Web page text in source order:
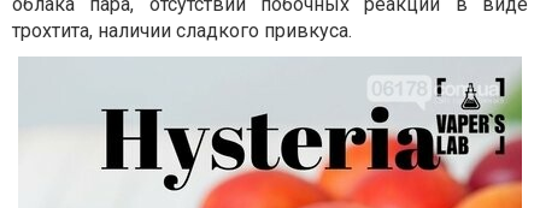
облака пара, отсутствии побочных реакций в виде
трохтита, наличии сладкого привкуса.